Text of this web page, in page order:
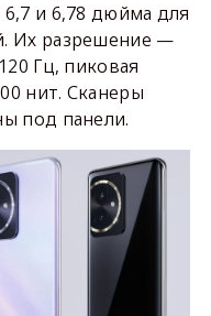
и 6,78 дюйма для
Их разрешение —
Гц, пиковая
нит. Сканеры
под панели.